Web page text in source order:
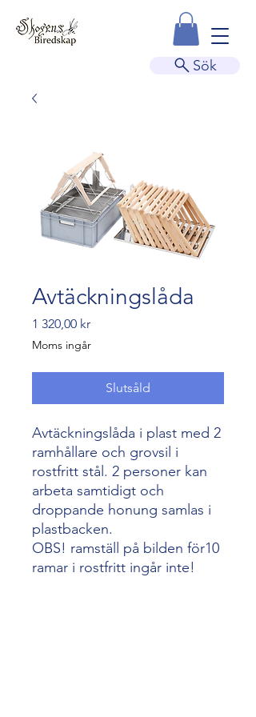
Sök
Avtäckningslåda
1 320,00 krPris
Moms ingår
Slutsåld
Avtäckningslåda i plast med 2
ramhållare och grovsil i
rostfritt stål. 2 personer kan
arbeta samtidigt och
droppande honung samlas i
plastbacken.
OBS! ramställ på bilden för10
ramar i rostfritt ingår inte!